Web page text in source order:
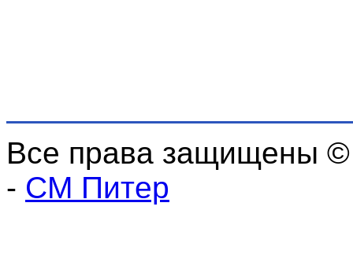
Все права защищены
- СМ Питер